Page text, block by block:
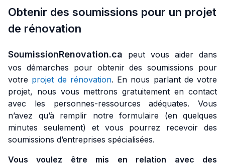
Obtenir des soumissions pour un projet
de rénovation
SoumissionRenovation.ca peut vous aider dans
vos démarches pour obtenir des soumissions pour
votre projet de rénovation. En nous parlant de votre
projet, nous vous mettrons gratuitement en contact
avec les personnes-ressources adéquates. Vous
n’avez qu’à remplir notre formulaire (en quelques
minutes seulement) et vous pourrez recevoir des
soumissions d’entreprises spécialisées.
Vous voulez être mis en relation avec des